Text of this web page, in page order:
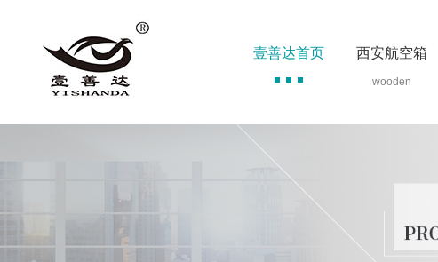
壹善达首页 西安航空箱
wooden